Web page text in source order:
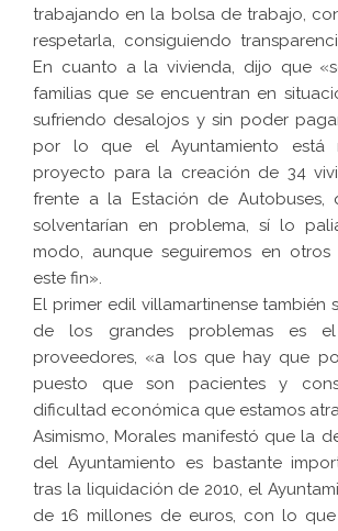
trabajando en la bolsa de trabajo,
respetarla, consiguiendo
En cuanto a la vivienda, dijo que
familias que se encuentran en
sufriendo desalojos y sin poder
por lo que el Ayuntamiento está
proyecto para la creación de 34
frente a la Estación de Autobuses,
solventarían en problema, sí lo
modo, aunque seguiremos en
este fin».
El primer edil villamartinense también
de los grandes problemas es
proveedores, «a los que hay que
puesto que son pacientes y
dificultad económica que estamos
Asimismo, Morales manifestó que la
del Ayuntamiento es bastante
tras la liquidación de 2010, el
de 16 millones de euros, con lo